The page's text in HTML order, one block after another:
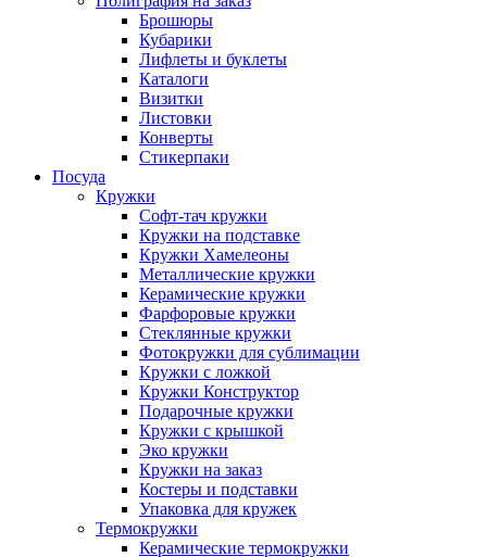
Брошюры
Кубарики
Лифлеты и буклеты
Каталоги
Визитки
Листовки
Конверты
Стикерпаки
Посуда
Кружки
Софт-тач кружки
Кружки на подставке
Кружки Хамелеоны
Металлические кружки
Керамические кружки
Фарфоровые кружки
Стеклянные кружки
Фотокружки для сублимации
Кружки с ложкой
Кружки Конструктор
Подарочные кружки
Кружки с крышкой
Эко кружки
Кружки на заказ
Костеры и подставки
Упаковка для кружек
Термокружки
Керамические термокружки